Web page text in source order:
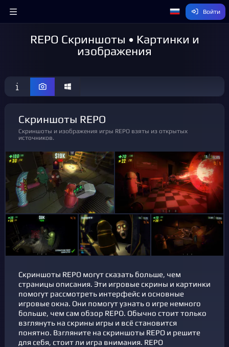
Войти
REPO Скриншоты • Картинки и
изображения
Скриншоты REPO
Скриншоты и изображения игры REPO взяты из открытых
источников.
Скриншоты REPO могут сказать больше, чем
страницы описания. Эти игровые скрины и картинки
помогут рассмотреть интерфейс и основные
игровые окна. Они помогут узнать о игре немного
больше, чем сам обзор REPO. Обычно стоит только
взглянуть на скрины игры и всё становится
понятно. Взгляните на скриншоты REPO и решите
для себя, стоит ли игра внимания. REPO